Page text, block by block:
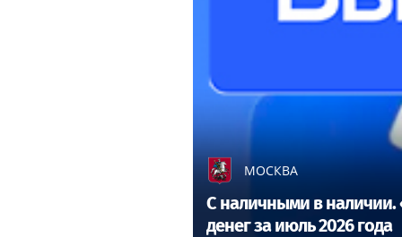
МОСКВА
С наличными в наличии.
денег за июль 2026 года